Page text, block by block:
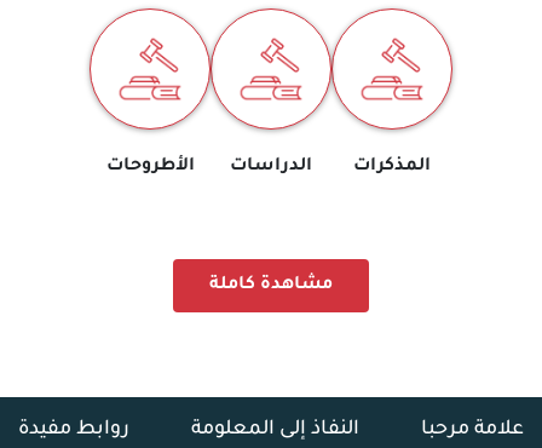
المذكرات الدراسات الأطروحات
مشاهدة كاملة
علامة مرحبا النفاذ إلى المعلومة
روابط مفيدة